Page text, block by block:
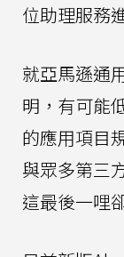
位助理服務
就亞馬遜通
明，有可能
的應用項目
與眾多第三
這最後一哩